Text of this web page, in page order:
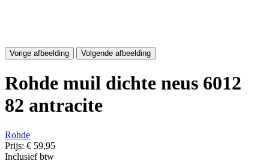
Vorige afbeelding Volgende afbeelding
Rohde muil dichte neus 6012
82 antracite
Rohde
Prijs: € 59,95
Inclusief btw